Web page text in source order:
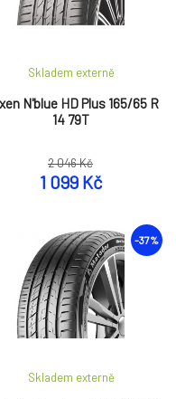
N'blue HD Plus 165/65 R
14 79T
Skladem externě
2 046 Kč
1 099 Kč
-37%
Skladem externě